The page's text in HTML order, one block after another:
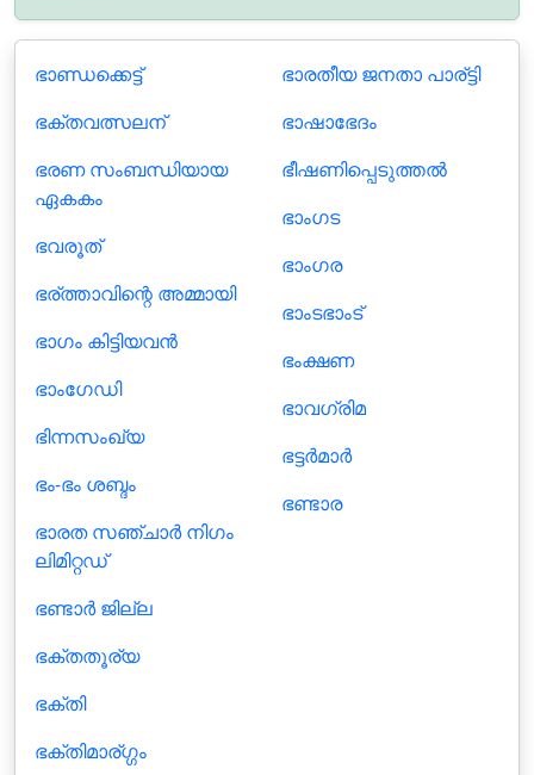
ഭാണ്ഡക്കെട്ട്
ഭക്തവത്സലന്
ഭരണ സംബന്ധിയായ
ഏകകം
ഭവരൂത്
ഭര്ത്താവിന്റെ അമ്മായി
ഭാഗം കിട്ടിയവൻ
ഭാംഗേഡി
ഭിന്നസംഖ്യ
ഭം-ഭം ശബ്ദം
ഭാരത സഞ്ചാര്‍ നിഗം
ലിമിറ്റഡ്
ഭാരതീയ ജനതാ പാര്ട്ടി
ഭാഷാഭേദം
ഭീഷണിപ്പെടുത്തൽ
ഭാംഗട
ഭാംഗര
ഭാംടഭാംട്
ഭംക്ഷണ
ഭാവഗ്രിമ
ഭട്ടർമാർ
ഭണ്ടാര
ഭണ്ടാര്‍ ജില്ല
ഭക്തതൂര്യ
ഭക്തി
ഭക്തിമാര്ഗ്ഗം